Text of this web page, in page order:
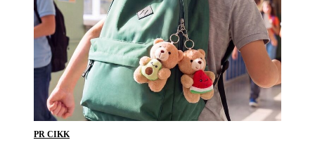
PR CIKK